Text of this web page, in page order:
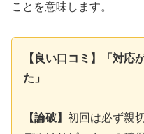
ことを意味します。
【良い口コミ】「対応
た」
【論破】 初回は必ず親